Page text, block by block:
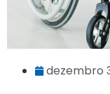
dezembro